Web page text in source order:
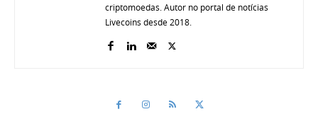
criptomoedas. Autor no portal de notícias
Livecoins desde 2018.